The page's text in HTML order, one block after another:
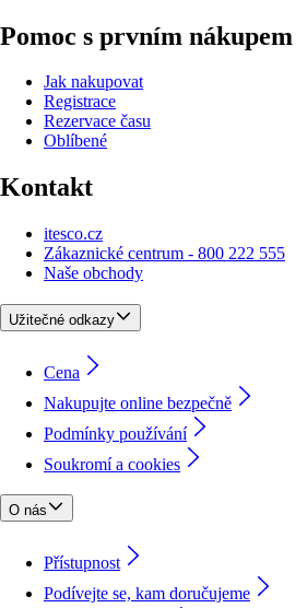
Pomoc s prvním nákupem
Jak nakupovat
Registrace
Rezervace času
Oblíbené
Kontakt
itesco.cz
Zákaznické centrum - 800 222 555
Naše obchody
Užitečné odkazy
Cena
Nakupujte online bezpečně
Podmínky používání
Soukromí a cookies
O nás
Přístupnost
Podívejte se, kam doručujeme